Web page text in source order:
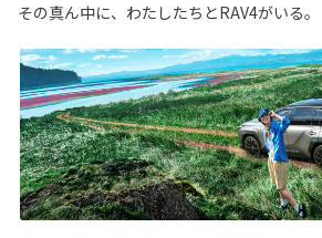
その真ん中に、わたしたちとRAV4がいる。